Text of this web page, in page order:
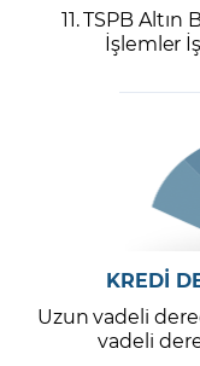
11. TSPB Altın
İşlemler
KREDİ
Uzun vadeli
vadeli